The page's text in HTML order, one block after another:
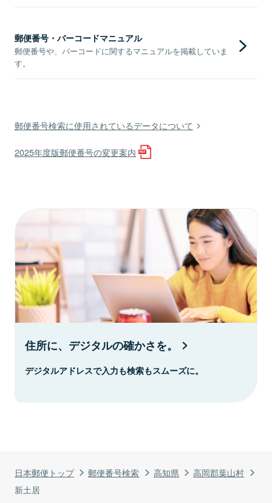
日本郵便トップ 郵便番号検索 高知県
高岡郡葉山村
新土居
郵便番号・バーコードマニュアル
郵便番号や、バーコードに関するマニュアルを掲載していま
す。
郵便番号検索に使用されているデータについて
2025年度版郵便番号の変更案内
住所に、デジタルの確かさを。
デジタルアドレスで入力も検索もスムーズに。